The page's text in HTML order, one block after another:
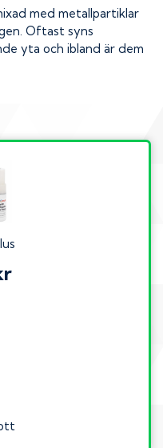
med metallpartiklar
Oftast syns
yta och ibland är dem